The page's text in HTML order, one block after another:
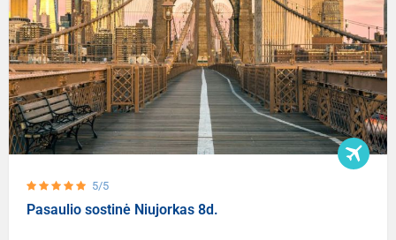
5/5
Pasaulio sostinė Niujorkas 8d.